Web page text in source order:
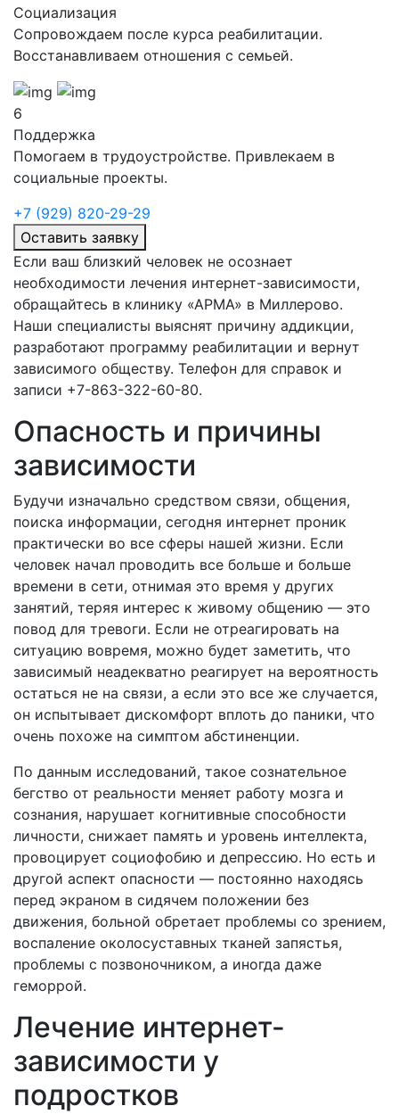
Социализация
Сопровождаем после курса реабилитации.
Восстанавливаем отношения с семьей.
6
Поддержка
Помогаем в трудоустройстве. Привлекаем в
социальные проекты.
+7 (929) 820-29-29
Оставить заявку
Если ваш близкий человек не осознает
необходимости лечения интернет-зависимости,
обращайтесь в клинику «АРМА» в Миллерово.
Наши специалисты выяснят причину аддикции,
разработают программу реабилитации и вернут
зависимого обществу. Телефон для справок и
записи +7-863-322-60-80.
Опасность и причины
зависимости
Будучи изначально средством связи, общения,
поиска информации, сегодня интернет проник
практически во все сферы нашей жизни. Если
человек начал проводить все больше и больше
времени в сети, отнимая это время у других
занятий, теряя интерес к живому общению — это
повод для тревоги. Если не отреагировать на
ситуацию вовремя, можно будет заметить, что
зависимый неадекватно реагирует на вероятность
остаться не на связи, а если это все же случается,
он испытывает дискомфорт вплоть до паники, что
очень похоже на симптом абстиненции.
По данным исследований, такое сознательное
бегство от реальности меняет работу мозга и
сознания, нарушает когнитивные способности
личности, снижает память и уровень интеллекта,
провоцирует социофобию и депрессию. Но есть и
другой аспект опасности — постоянно находясь
перед экраном в сидячем положении без
движения, больной обретает проблемы со зрением,
воспаление околосуставных тканей запястья,
проблемы с позвоночником, а иногда даже
геморрой.
Лечение интернет-
зависимости у
подростков